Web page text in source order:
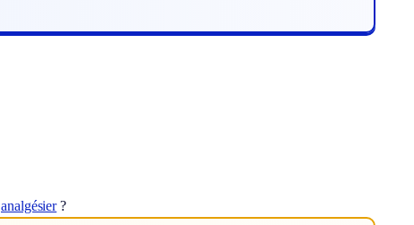
analgésier?